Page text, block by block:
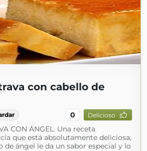
con cabello de
0 Delicioso
CON ÁNGEL. Una receta
que está absolutamente deliciosa,
de ángel le da un sabor especial y lo